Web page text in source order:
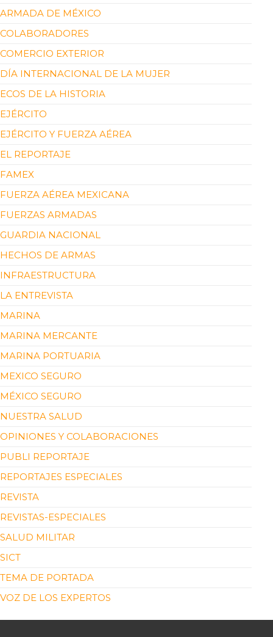
ARMADA DE MÉXICO
COLABORADORES
COMERCIO EXTERIOR
DÍA INTERNACIONAL DE LA MUJER
ECOS DE LA HISTORIA
EJÉRCITO
EJÉRCITO Y FUERZA AÉREA
EL REPORTAJE
FAMEX
FUERZA AÉREA MEXICANA
FUERZAS ARMADAS
GUARDIA NACIONAL
HECHOS DE ARMAS
INFRAESTRUCTURA
LA ENTREVISTA
MARINA
MARINA MERCANTE
MARINA PORTUARIA
MEXICO SEGURO
MÉXICO SEGURO
NUESTRA SALUD
OPINIONES Y COLABORACIONES
PUBLI REPORTAJE
REPORTAJES ESPECIALES
REVISTA
REVISTAS-ESPECIALES
SALUD MILITAR
SICT
TEMA DE PORTADA
VOZ DE LOS EXPERTOS